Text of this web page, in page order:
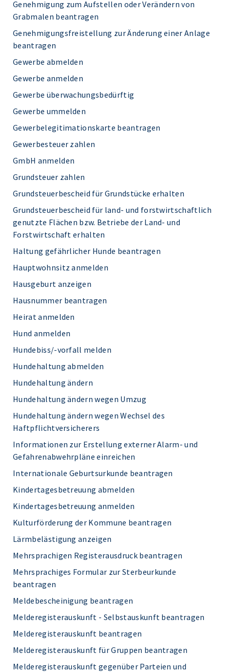
Genehmigung zum Aufstellen oder Verändern von
Grabmalen beantragen
Genehmigungsfreistellung zur Änderung einer Anlage
beantragen
Gewerbe abmelden
Gewerbe anmelden
Gewerbe überwachungsbedürftig
Gewerbe ummelden
Gewerbelegitimationskarte beantragen
Gewerbesteuer zahlen
GmbH anmelden
Grundsteuer zahlen
Grundsteuerbescheid für Grundstücke erhalten
Grundsteuerbescheid für land- und forstwirtschaftlich
genutzte Flächen bzw. Betriebe der Land- und
Forstwirtschaft erhalten
Haltung gefährlicher Hunde beantragen
Hauptwohnsitz anmelden
Hausgeburt anzeigen
Hausnummer beantragen
Heirat anmelden
Hund anmelden
Hundebiss/-vorfall melden
Hundehaltung abmelden
Hundehaltung ändern
Hundehaltung ändern wegen Umzug
Hundehaltung ändern wegen Wechsel des
Haftpflichtversicherers
Informationen zur Erstellung externer Alarm- und
Gefahrenabwehrpläne einreichen
Internationale Geburtsurkunde beantragen
Kindertagesbetreuung abmelden
Kindertagesbetreuung anmelden
Kulturförderung der Kommune beantragen
Lärmbelästigung anzeigen
Mehrsprachigen Registerausdruck beantragen
Mehrsprachiges Formular zur Sterbeurkunde
beantragen
Meldebescheinigung beantragen
Melderegisterauskunft - Selbstauskunft beantragen
Melderegisterauskunft beantragen
Melderegisterauskunft für Gruppen beantragen
Melderegisterauskunft gegenüber Parteien und